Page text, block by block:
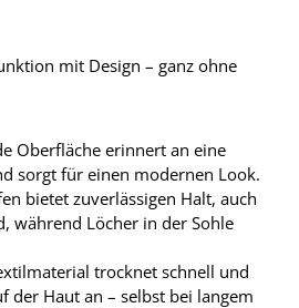
mit Design – ganz ohne
Oberfläche erinnert an eine
sorgt für einen modernen Look.
bietet zuverlässigen Halt, auch
während Löcher in der Sohle
trocknet schnell und
der Haut an – selbst bei langem